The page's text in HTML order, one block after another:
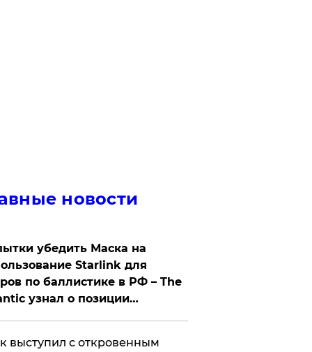
новости
убедить Маска на
Starlink для
по баллистике в РФ – The
узнал о позиции
выступил с откровенным